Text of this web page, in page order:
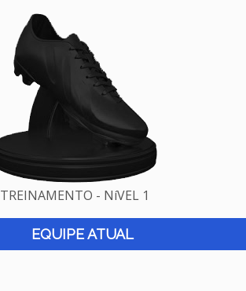
TREINAMENTO - NíVEL 1
EQUIPE ATUAL